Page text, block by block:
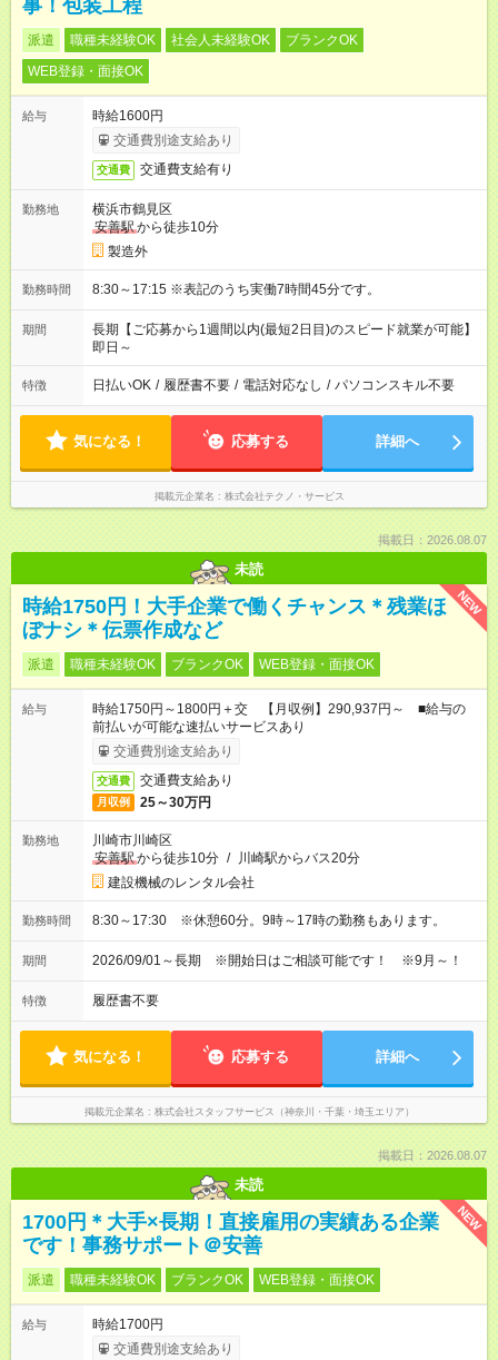
事！包装工程
派遣 職種未経験OK 社会人未経験OK
ブランクOK
WEB登録・面接OK
給与
時給1600円
交通費別途支給あり
交通費 交通費支給有り
勤務地
横浜市鶴見区
安善駅から徒歩10分
製造外
勤務時間 8:30～17:15 ※表記のうち実働7時間45分です。
期間
長期【ご応募から1週間以内(最短2日目)のスピード就業が可能】
即日～
特徴 日払いOK / 履歴書不要 / 電話対応なし / パソコンスキル不要
気になる！ 応募する 詳細へ
掲載元企業名 株式会社テクノ・サービス
掲載日：2026.08.07
未読
NEW
時給1750円！大手企業で働くチャンス＊残業ほ
ぼナシ＊伝票作成など
派遣 職種未経験OK ブランクOK WEB登録・面接OK
給与
時給1750円～1800円＋交 【月収例】290,937円～ ■給与の
前払いが可能な速払いサービスあり
交通費別途支給あり
交通費 交通費支給あり
月収例 25～30万円
勤務地
川崎市川崎区
安善駅から徒歩10分 / 川崎駅からバス20分
建設機械のレンタル会社
勤務時間 8:30～17:30 ※休憩60分。9時～17時の勤務もあります。
期間 2026/09/01～長期 ※開始日はご相談可能です！ ※9月～！
特徴 履歴書不要
気になる！ 応募する 詳細へ
掲載元企業名 株式会社スタッフサービス（神奈川・千葉・埼玉エリア）
掲載日：2026.08.07
未読
NEW
1700円＊大手×長期！直接雇用の実績ある企業
です！事務サポート＠安善
派遣 職種未経験OK ブランクOK WEB登録・面接OK
給与
時給1700円
交通費別途支給あり